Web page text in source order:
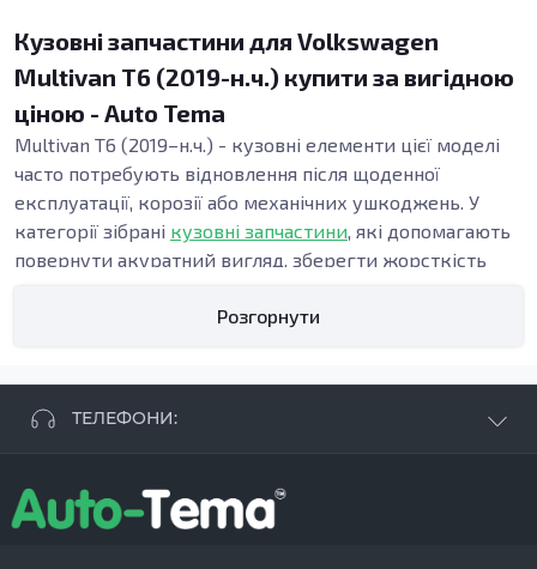
Кузовні запчастини для Volkswagen
Multivan T6 (2019-н.ч.) купити за вигідною
ціною - Auto Tema
Multivan T6 (2019–н.ч.) - кузовні елементи цієї моделі
часто потребують відновлення після щоденної
експлуатації, корозії або механічних ушкоджень. У
категорії зібрані кузовні запчастини, які допомагають
повернути акуратний вигляд, зберегти жорсткість
панелей важлива під час ремонту кузова, адже від неї
Види кузовних запчастин
кузова при прогниванні, усунення деформацій після
ударів або ремонт при прихованих осередках іржі.
Розгорнути
ТЕЛЕФОНИ:
+38 096 250 84 38
+38 099 657 61 50